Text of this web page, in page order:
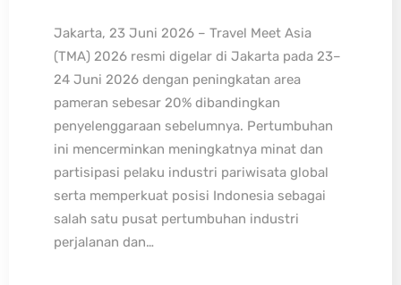
Jakarta, 23 Juni 2026 – Travel Meet Asia
(TMA) 2026 resmi digelar di Jakarta pada 23–
24 Juni 2026 dengan peningkatan area
pameran sebesar 20% dibandingkan
penyelenggaraan sebelumnya. Pertumbuhan
ini mencerminkan meningkatnya minat dan
partisipasi pelaku industri pariwisata global
serta memperkuat posisi Indonesia sebagai
salah satu pusat pertumbuhan industri
perjalanan dan…